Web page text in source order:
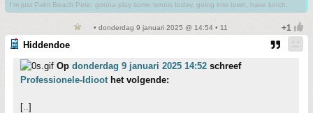
I'm just Palm Beach Pete, gonna play some tennis today, going into town, have lunch.
• donderdag 9 januari 2025 @ 14:54 • 11
Hiddendoe
Op donderdag 9 januari 2025 14:52 schreef
Professionele-Idioothet volgende:
[..]